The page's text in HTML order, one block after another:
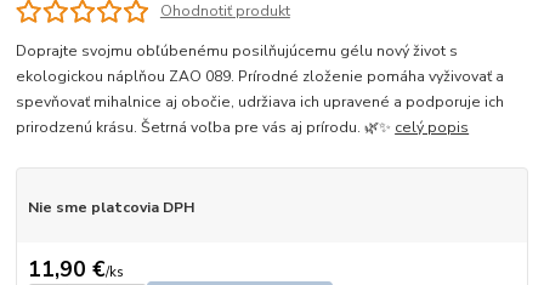
Ohodnotiť produkt
Doprajte svojmu obľúbenému posilňujúcemu gélu nový život s
ekologickou náplňou ZAO 089. Prírodné zloženie pomáha vyživovať a
spevňovať mihalnice aj obočie, udržiava ich upravené a podporuje ich
prirodzenú krásu. Šetrná voľba pre vás aj prírodu. 🌿✨ celý popis
Nie sme platcovia DPH
11,90 €/ks